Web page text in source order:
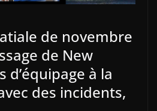
de novembre
de New
d’équipage à la
avec des incidents,